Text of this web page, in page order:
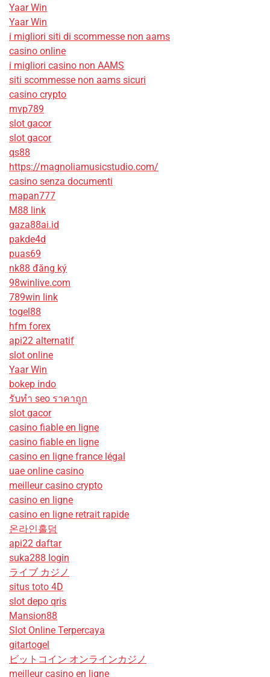
Yaar Win
Yaar Win
i migliori siti di scommesse non aams
casino online
i migliori casino non AAMS
siti scommesse non aams sicuri
casino crypto
mvp789
slot gacor
slot gacor
qs88
https://magnoliamusicstudio.com/
casino senza documenti
mapan777
M88 link
gaza88ai.id
pakde4d
puas69
nk88 đăng ký
98winlive.com
789win link
togel88
hfm forex
api22 alternatif
slot online
Yaar Win
bokep indo
รับทํา seo ราคาถูก
slot gacor
casino fiable en ligne
casino fiable en ligne
casino en ligne france légal
uae online casino
meilleur casino crypto
casino en ligne
casino en ligne retrait rapide
온라인홀덤
api22 daftar
suka288 login
ライブ カジノ
situs toto 4D
slot depo qris
Mansion88
Slot Online Terpercaya
gitartogel
ビットコイン オンラインカジノ
meilleur casino en ligne